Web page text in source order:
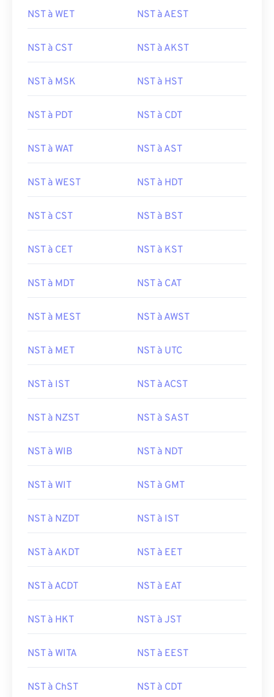
NST à WET NST à AEST
NST à CST NST à AKST
NST à MSK NST à HST
NST à PDT NST à CDT
NST à WAT NST à AST
NST à WEST NST à HDT
NST à CST NST à BST
NST à CET NST à KST
NST à MDT NST à CAT
NST à MEST NST à AWST
NST à MET NST à UTC
NST à IST NST à ACST
NST à NZST NST à SAST
NST à WIB NST à NDT
NST à WIT NST à GMT
NST à NZDT NST à IST
NST à AKDT NST à EET
NST à ACDT NST à EAT
NST à HKT NST à JST
NST à WITA NST à EEST
NST à ChST NST à CDT